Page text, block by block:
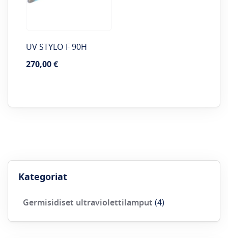
UV STYLO F 90H
270,00 €
Kategoriat
Germisidiset ultraviolettilamput (4)